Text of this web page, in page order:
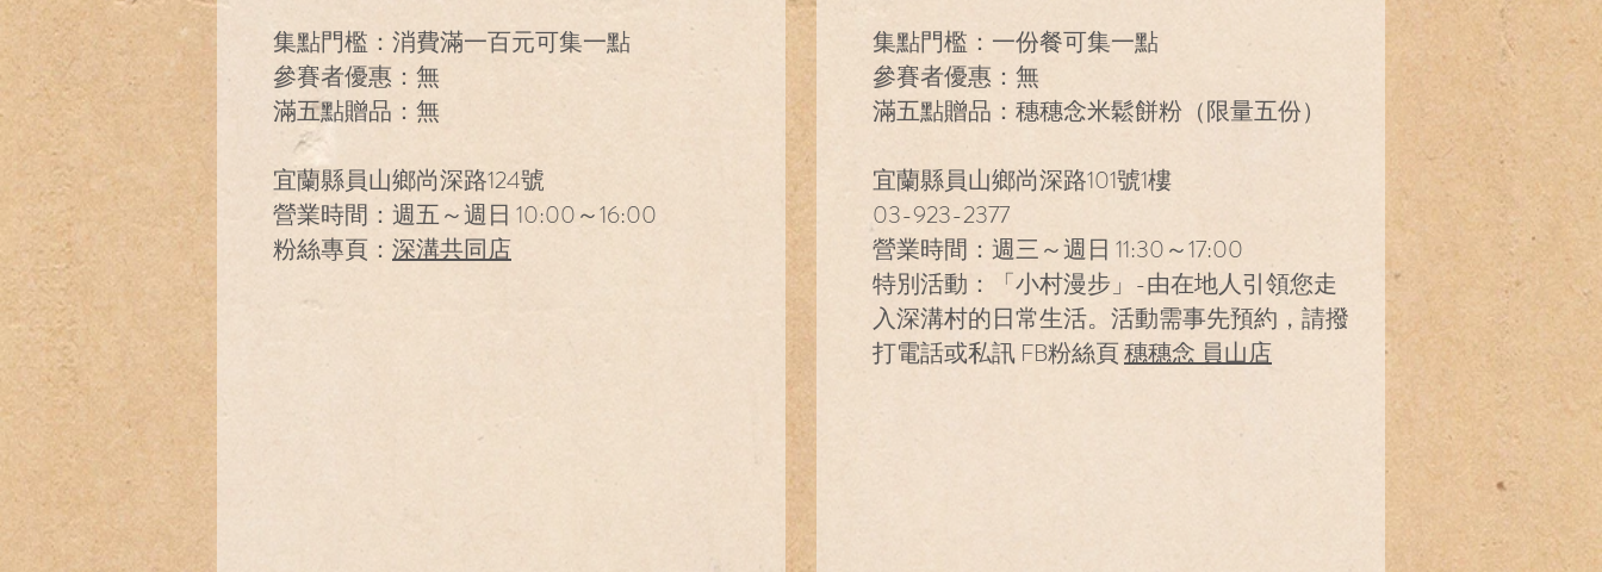
集點門檻：消費滿一百元可集一點
參賽者優惠：無
滿五點贈品：無
宜蘭縣員山鄉尚深路124號
營業時間：週五～週日 10:00～16:00
粉絲專頁： 深溝共同店
集點門檻：一份餐可集一點
參賽者優惠：無
滿五點贈品：穗穗念米鬆餅粉（限量五份）
宜蘭縣員山鄉尚深路101號1樓
03-923-2377
營業時間：週三～週日 11:30～17:00
特別活動：「小村漫步」-由在地人引領您走
入深溝村的日常生活。活動需事先預約，請撥
打電話或私訊 FB粉絲頁穗穗念 員山店